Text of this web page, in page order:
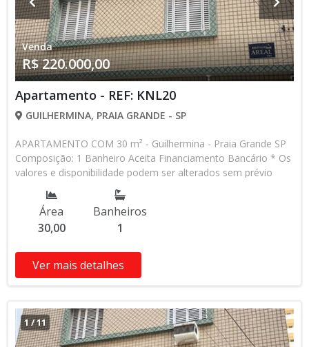
Venda
R$ 220.000,00
Apartamento - REF: KNL20
GUILHERMINA, PRAIA GRANDE - SP
APARTAMENTO COM 30 m² - Guilhermina - Praia Grande SP
Composição: 1 Banheiro Aceita Financiamento Bancário * Os
valores e disponibilidade podem ser alterados sem prévio
aviso. Favor verificar entrando em contato com nossa equipe
Área
30,00
Banheiros
1
Ver mais detalhes
1/11